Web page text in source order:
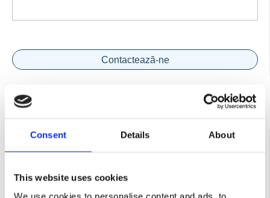
Consent Details About
This website uses cookies
Contactează-ne